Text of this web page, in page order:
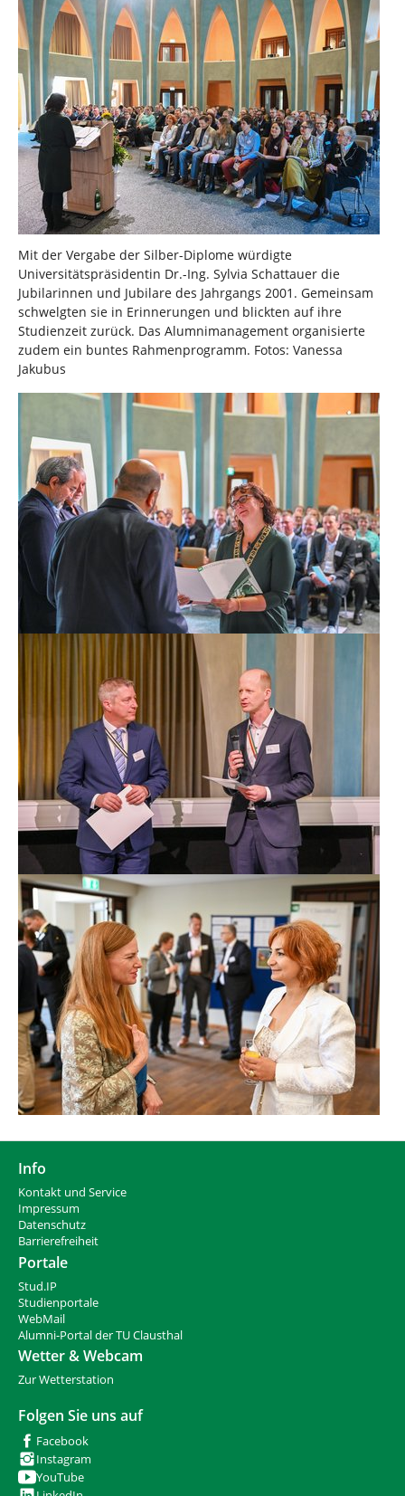
Mit der Vergabe der Silber-Diplome würdigte
Universitätspräsidentin Dr.-Ing. Sylvia Schattauer die
Jubilarinnen und Jubilare des Jahrgangs 2001. Gemeinsam
schwelgten sie in Erinnerungen und blickten auf ihre
Studienzeit zurück. Das Alumnimanagement organisierte
zudem ein buntes Rahmenprogramm. Fotos: Vanessa
Jakubus
Info
Kontakt und Service
Impressum
Datenschutz
Barrierefreiheit
Portale
Stud.IP
Studienportale
WebMail
Alumni-Portal der TU Clausthal
Wetter & Webcam
Zur Wetterstation
Folgen Sie uns auf
Facebook
Instagram
YouTube